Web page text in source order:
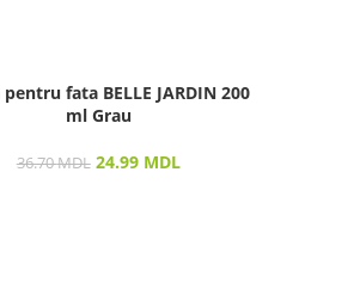
fata BELLE JARDIN 200
ml Grau
36.70MDL 24.99 MDL